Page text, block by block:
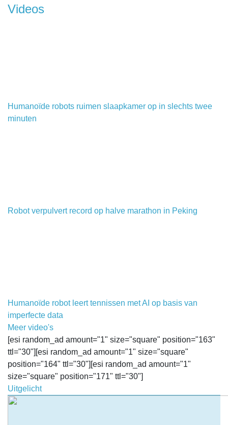
Videos
Humanoïde robots ruimen slaapkamer op in slechts twee
minuten
Robot verpulvert record op halve marathon in Peking
Humanoïde robot leert tennissen met AI op basis van
imperfecte data
Meer video's
[esi random_ad amount="1" size="square" position="163"
ttl="30"][esi random_ad amount="1" size="square"
position="164" ttl="30"][esi random_ad amount="1"
size="square" position="171" ttl="30"]
Uitgelicht